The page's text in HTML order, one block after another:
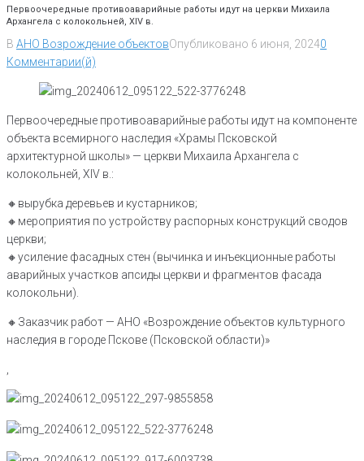
Первоочередные противоаварийные работы идут на церкви Михаила
Архангела с колокольней, XIV в.
В АНО Возрождение объектовОпубликовано 6 июня, 20240
Комментарии(й)
Первоочередные противоаварийные работы идут на компоненте
объекта всемирного наследия «Храмы Псковской
архитектурной школы» — церкви Михаила Архангела с
колокольней, XIV в.:
🔸вырубка деревьев и кустарников;
🔸мероприятия по устройству распорных конструкций сводов
церкви;
🔸усиление фасадных стен (вычинка и инъекционные работы
аварийных участков апсиды церкви и фрагментов фасада
колокольни).
🔸Заказчик работ — АНО «Возрождение объектов культурного
наследия в городе Пскове (Псковской области)»
,